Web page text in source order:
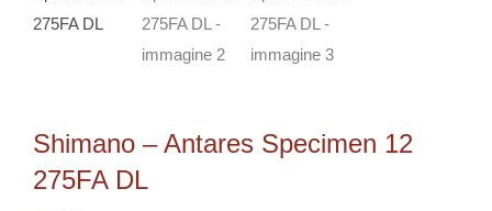
Shimano – Antares Specimen 12
275FA DL